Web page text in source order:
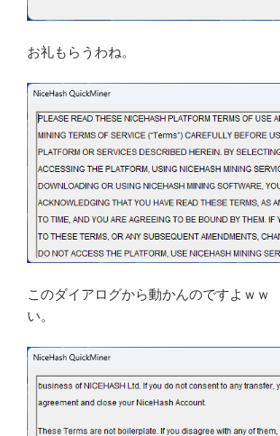
お礼もらうわね。
このダイアログから動かんのですよｗ
い。